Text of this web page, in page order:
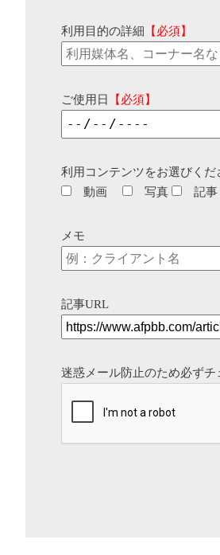
利用目的の詳細 【必須】
ご使用日 【必須】
利用コンテンツをお選びくだ
動画
写真 記事
メモ
記事URL
迷惑メール防止のため必ず